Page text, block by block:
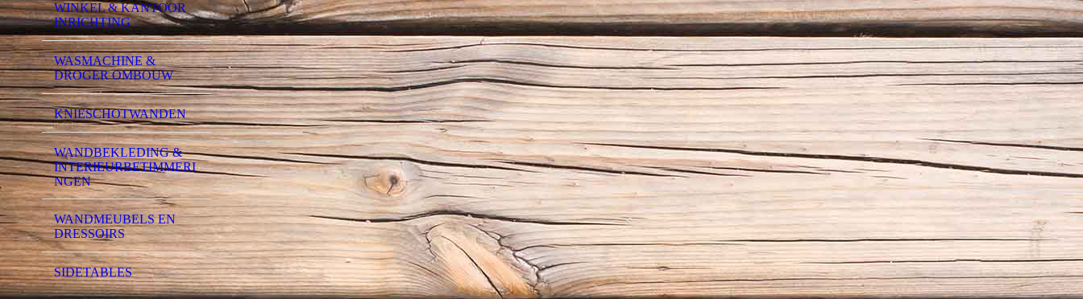
WINKEL & KANTOOR
INRICHTING
WASMACHINE &
DROGER OMBOUW
KNIESCHOTWANDEN
WANDBEKLEDING &
INTERIEURBETIMMERI
NGEN
WANDMEUBELS EN
DRESSOIRS
SIDETABLES